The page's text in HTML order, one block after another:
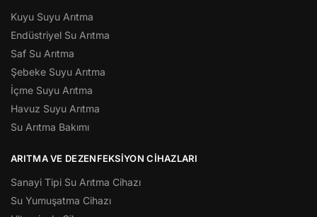
Kuyu Suyu Arıtma
Endüstriyel Su Arıtma
Saf Su Arıtma
Şebeke Suyu Arıtma
İçme Suyu Arıtma
Havuz Suyu Arıtma
Su Arıtma Bakımı
ARITMA VE DEZENFEKSIYON CIHAZLARI
Sanayi Tipi Su Arıtma Cihazı
Su Yumuşatma Cihazı